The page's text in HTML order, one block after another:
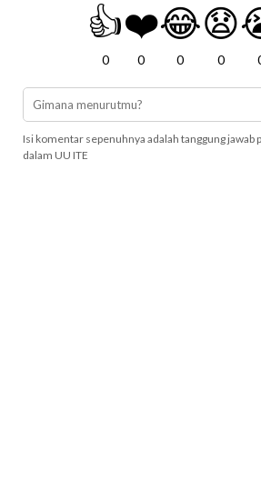
👍
0
❤️
0
😂
0
😧
0
Isi komentar sepenuhnya adalah tanggung jawab
dalam UU ITE